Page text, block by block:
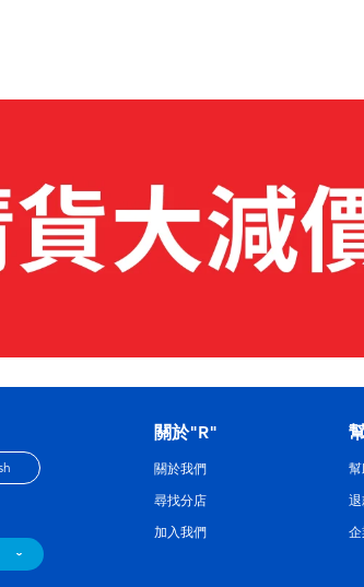
關於"R"
關於我們
尋找分店
加入我們 企